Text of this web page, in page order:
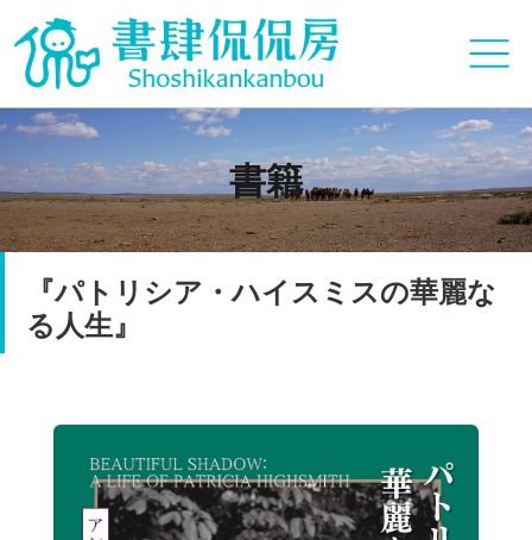
書籍
『パトリシア・ハイスミスの華麗な
る人生』